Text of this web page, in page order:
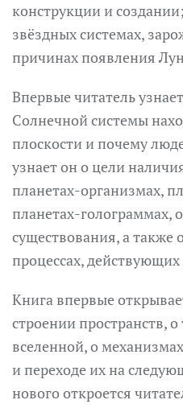
конструкции и
звёздных системах,
причинах появления
Впервые читатель
Солнечной системы
плоскости и почему
узнает он о цели
планетах-организмах,
планетах-голограммах,
существования, а также
процессах,
Книга впервые
строении пространств,
вселенной, о
и переходе их на
нового откроется